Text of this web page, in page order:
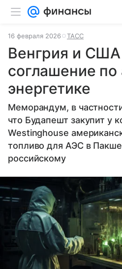
16 февраля 2026 ТАСС
Венгрия и
соглашение по
энергетике
Меморандум, в
что Будапешт закупит у
Westinghouse
топливо для АЭС в
российскому